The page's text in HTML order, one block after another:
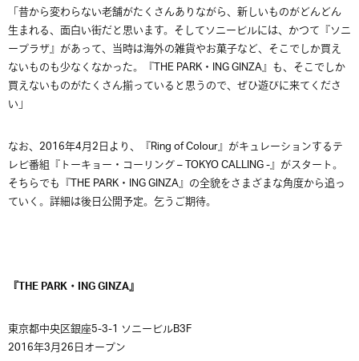
「昔から変わらない老舗がたくさんありながら、新しいものがどんどん
生まれる、面白い街だと思います。そしてソニービルには、かつて『ソニ
ープラザ』があって、当時は海外の雑貨やお菓子など、そこでしか買え
ないものも少なくなかった。『THE PARK・ING GINZA』も、そこでしか
買えないものがたくさん揃っていると思うので、ぜひ遊びに来てくださ
い」
なお、2016年4月2日より、『Ring of Colour』がキュレーションするテ
レビ番組『トーキョー・コーリング – TOKYO CALLING -』がスタート。
そちらでも『THE PARK・ING GINZA』の全貌をさまざまな角度から追っ
ていく。詳細は後日公開予定。乞うご期待。
『THE PARK・ING GINZA』
東京都中央区銀座5-3-1 ソニービルB3F
2016年3月26日オープン